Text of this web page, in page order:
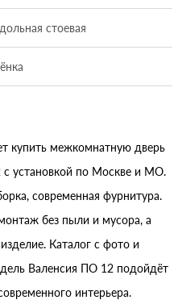
стоевая
купить межкомнатную дверь
с установкой по Москве и МО.
современная фурнитура.
без пыли и мусора, а
Каталог с фото и
Валенсия ПО 12 подойдёт
интерьера.